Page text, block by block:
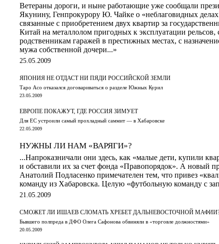
Ветераны дороги, и ныне работающие уже сообщали
Якунину, Генпрокурору Ю. Чайке о «неблаговидных
связанные с приобретением двух квартир за
Китай на металлолом пригодных к эксплуатации рельсов,
родственникам гаражей в престижных местах, с
мужа собственной дочери...»
25.05.2009
ЯПОНИЯ НЕ ОТДАСТ НИ ПЯДИ РОССИЙСКОЙ ЗЕМЛИ
Таро Асо отказался договариваться о разделе Южных Курил
23.05.2009
ЕВРОПЕ ПОКАЖУТ, ГДЕ РОССИЯ ЗИМУЕТ
Для ЕС устроили самый прохладный саммит — в Хабаровске
22.05.2009
НУЖНЫ ЛИ НАМ «ВАРЯГИ»?
...Напроказничали они здесь, как «малые дети, купили
и обставили их за счет фонда «Правопорядок». А новый
Анатолий Подласенко примечателен тем, что привез
команду из Хабаровска. Целую «футбольную команду с
21.05.2009
СМОЖЕТ ЛИ ИШАЕВ СЛОМАТЬ ХРЕБЕТ ДАЛЬНЕВОСТОЧНОЙ
Бывшего полпреда в ДФО Олега Сафонова обвиняли в «торговле должностями»
20.05.2009